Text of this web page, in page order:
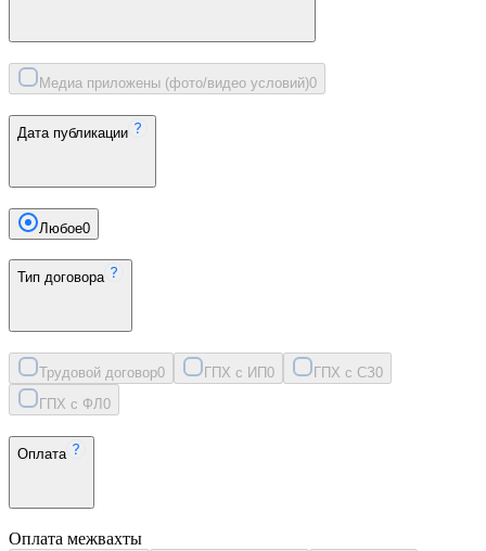
Медиа приложены (фото/видео условий)0
Дата публикации
Любое0
Тип договора
Трудовой договор0 ГПХ с ИП0 ГПХ с СЗ0
ГПХ с ФЛ 0
Оплата
Оплата межвахты